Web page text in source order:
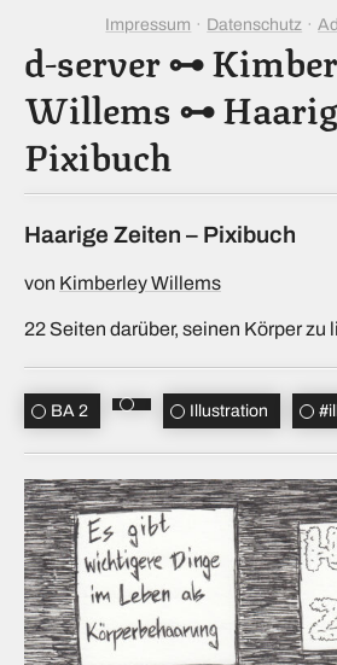
d-server⊶
Willems⊶
Pixibuch
Impressum Datenschutz
Haarige Zeiten – Pixibuch
von Kimberley Willems
22 Seiten darüber, seinen Körper zu
BA 2 Illustration #